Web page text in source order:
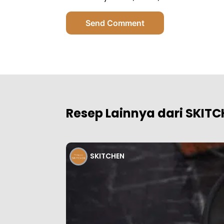
Send Comment
Resep Lainnya dari
SKITCHEN